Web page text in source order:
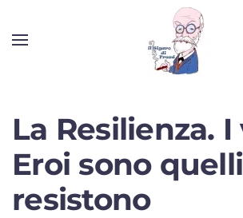
La Resilienza. I
Eroi sono
resistono